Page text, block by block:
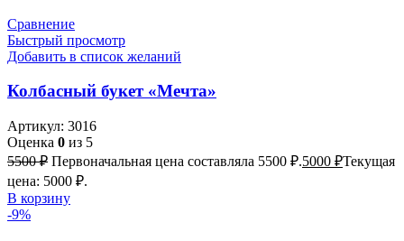
Сравнение
Быстрый просмотр
Добавить в список желаний
Колбасный букет «Мечта»
Артикул: 3016
Оценка 0 из 5
5500₽ Первоначальная цена составляла 5500 ₽.5000 ₽Текущая
цена: 5000 ₽.
В корзину
-9%